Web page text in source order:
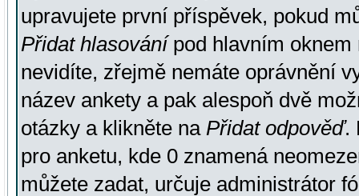
upravujete první příspěvek, pokud
Přidat hlasovánípod hlavním oknem
nevidíte, zřejmě nemáte oprávnění
název ankety a pak alespoň dvě
otázky a klikněte na Přidat odpověď.
pro anketu, kde 0 znamená
můžete zadat, určuje administrátor